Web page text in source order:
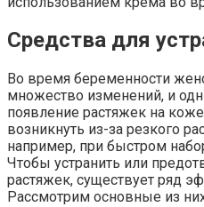
Средства для
Во время беременности
множество изменений, и
появление растяжек на
возникнуть из-за резкого
например, при быстром
Чтобы устранить или
растяжек, существует ряд
Рассмотрим основные из